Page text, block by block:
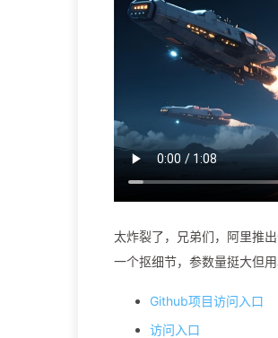
太炸裂了，兄弟们，阿里推
一个抠细节，参数量挺大但
Github项目访问入口
访问入口